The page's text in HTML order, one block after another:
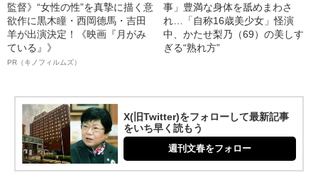
監督》“女性の性”を真摯に描く意
欲作に黒木瞳・西岡德馬・吉田
羊が出演決定！《映画『月がみ
ている』》
PR（キノフィルムズ）
事」豊満な身体を舐めまわさ
れ…「自称16歳美少女」怪演
中、かたせ梨乃（69）の美しす
ぎる“熟れ方”
X(旧Twitter)をフォローして最新記事
をいち早く読もう
週刊文春をフォロー